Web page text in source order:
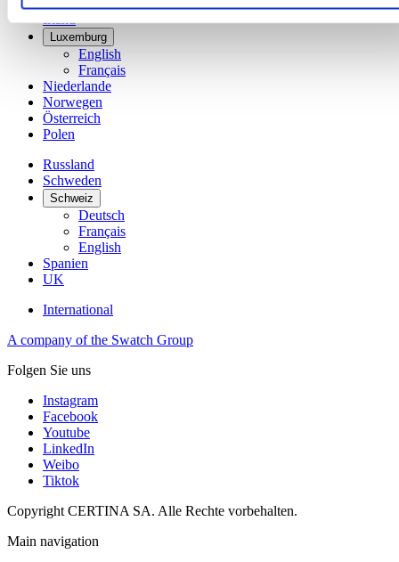
Luxemburg
English
Français
Niederlande
Norwegen
Österreich
Polen
Russland
Schweden
Schweiz
Deutsch
Français
English
Spanien
UK
International
A company of the Swatch Group
Folgen Sie uns
Instagram
Facebook
Youtube
LinkedIn
Weibo
Tiktok
Copyright CERTINA SA. Alle Rechte vorbehalten.
Main navigation